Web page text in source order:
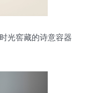
光窖藏的诗意容器